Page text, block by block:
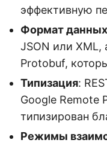
эффективную
Формат данных
JSON или
Protobuf,
Типизация:
Google Remote
типизирован
Режимы